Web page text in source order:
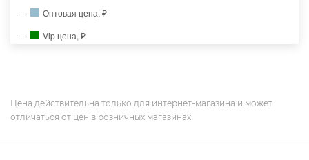
Оптовая цена, ₽
Vip цена, ₽
Цена действительна только для интернет-магазина и может
отличаться от цен в розничных магазинах